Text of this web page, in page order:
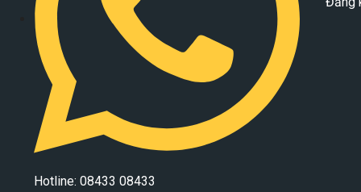
Hotline: 08433 08433